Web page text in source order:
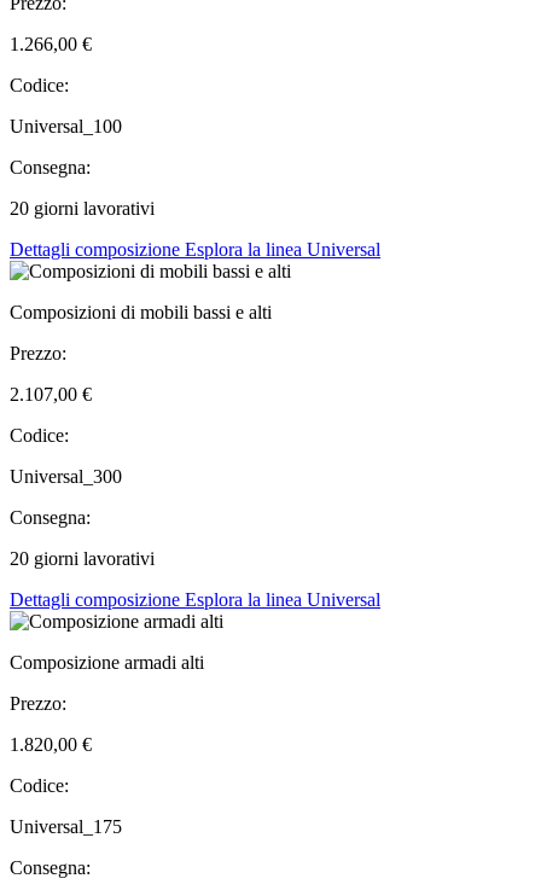
1.266,00 €
Codice:
Universal_100
Consegna:
20 giorni lavorativi
Dettagli composizione Esplora la linea Universal
Composizioni di mobili bassi e alti
Prezzo:
2.107,00 €
Codice:
Universal_300
Consegna:
20 giorni lavorativi
Dettagli composizione Esplora la linea Universal
Composizione armadi alti
Prezzo:
1.820,00 €
Codice:
Universal_175
Consegna: